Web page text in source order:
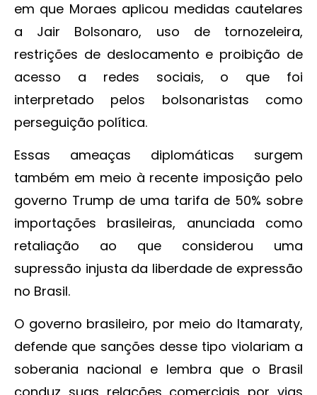
em que Moraes aplicou medidas cautelares
a Jair Bolsonaro, uso de tornozeleira,
restrições de deslocamento e proibição de
acesso a redes sociais, o que foi
interpretado pelos bolsonaristas como
perseguição política.
Essas ameaças diplomáticas surgem
também em meio à recente imposição pelo
governo Trump de uma tarifa de 50% sobre
importações brasileiras, anunciada como
retaliação ao que considerou uma
supressão injusta da liberdade de expressão
no Brasil.
O governo brasileiro, por meio do Itamaraty,
defende que sanções desse tipo violariam a
soberania nacional e lembra que o Brasil